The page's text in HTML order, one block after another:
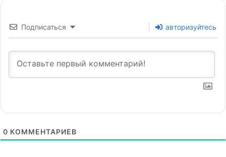
Подписаться авторизуйтесь
0 КОММЕНТАРИЕВ